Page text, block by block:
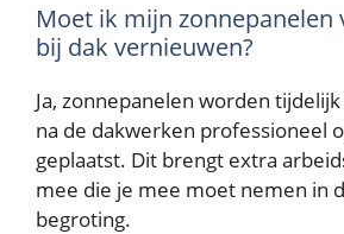
Moet ik mijn zonnepanelen
bij dak vernieuwen?
Ja, zonnepanelen worden
na de dakwerken professioneel
geplaatst. Dit brengt extra
mee die je mee moet nemen in
begroting.